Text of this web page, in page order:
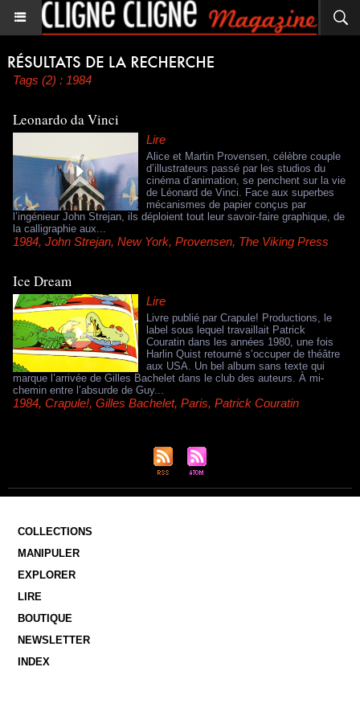
Tags (2) : 1984
Leonardo da Vinci
Lire
Alice et Martin Provensen, célèbre couple
d’illustrateurs passé par les studios du
cinéma d’animation, se penchent sur la vie
de Léonard de Vinci. Face aux superbes
mécanismes de papier conçus par
l’ingénieur John Strejan, ils déploient tout leur savoir-faire graphique, de
la calligraphie aux...
1984, John Strejan, New York, Provensen, The Viking Press
Ice Dream
Lire
Livre publié par Crapule! Productions, le
label sous lequel travaillait Patrick
Couratin dans les années 1980, une fois
Harlin Quist retourné s’occuper de théâtre
aux USA. Un bel album sans texte qui
marque l’arrivée de Gilles Bachelet dans le club des auteurs. À mi-
chemin entre l’absurde de Guy...
1984, Crapule!, Gilles Bachelet, Paris, Patrick Couratin
COLLECTIONS
MANIPULER
EXPLORER
LIRE
BOUTIQUE
NEWSLETTER
INDEX